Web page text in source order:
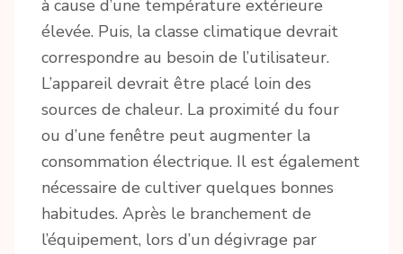
à cause d’une température extérieure
élevée. Puis, la classe climatique devrait
correspondre au besoin de l’utilisateur.
L’appareil devrait être placé loin des
sources de chaleur. La proximité du four
ou d’une fenêtre peut augmenter la
consommation électrique. Il est également
nécessaire de cultiver quelques bonnes
habitudes. Après le branchement de
l’équipement, lors d’un dégivrage par